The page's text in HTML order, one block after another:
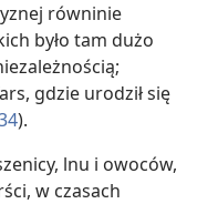
równinie
było tam dużo
gdzie urodził się
).
lnu i owoców,
w czasach